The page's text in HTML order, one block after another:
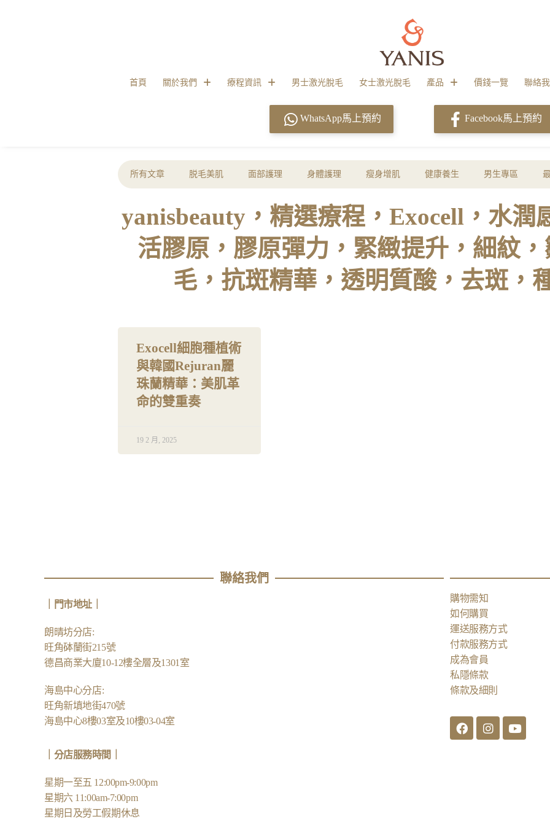
首頁 關於我們 療程資訊 男士激光脫毛 女士激光脫毛 產品 價錢一覽 聯絡
WhatsApp馬上預約 Facebook馬上預約
所有文章 脱毛美肌 面部護理 身體護理 瘦身增肌 健康養生 男生專區
yanisbeauty，精選療程，Exocell，水潤
活膠原，膠原彈力，緊緻提升，細紋
毛，抗斑精華，透明質酸，去斑，
Exocell細胞種植術
與韓國Rejuran麗
珠蘭精華：美肌革
命的雙重奏
19 2 月, 2025
聯絡我們
門市地址｜
朗晴坊分店:
旺角砵蘭街215號
德昌商業大廈10-12樓全層及1301室
海島中心分店:
旺角新填地街470號
海島中心8樓03室及10樓03-04室
｜分店服務時間｜
星期一至五 12:00pm-9:00pm
星期六 11:00am-7:00pm
星期日及勞工假期休息
購物需知
如何購買
運送服務方式
付款服務方式
成為會員
私隱條款
條款及細則